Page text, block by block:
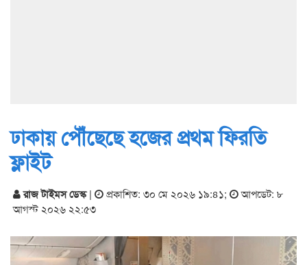
ঢাকায় পৌঁছেছে হজের প্রথম ফিরতি
ফ্লাইট
রাজ টাইমস ডেস্ক| প্রকাশিত: ৩০ মে ২০২৬ ১৯:৪১;
আপডেট: ৮
আগস্ট ২০২৬ ২২:৫৩